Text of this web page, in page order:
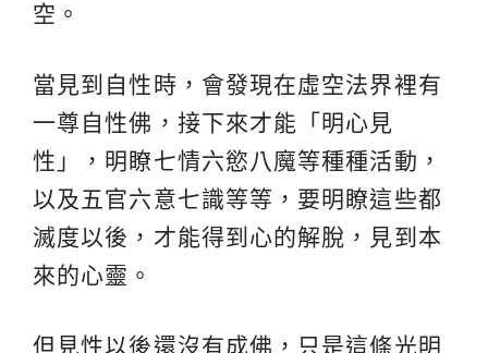
空。
當見到自性時，會發現在虛空法界裡有
一尊自性佛，接下來才能「明心見
性」，明瞭七情六慾八魔等種種活動，
以及五官六意七識等等，要明瞭這些都
滅度以後，才能得到心的解脫，見到本
來的心靈。
但見性以後還沒有成佛，只是這條光明